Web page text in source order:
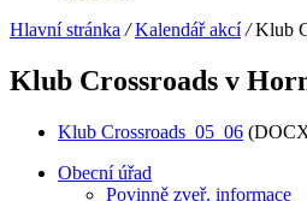
Hlavní stránka / Kalendář akcí /Klub
Klub Crossroads v
Klub Crossroads_05_06
Obecní úřad
Povinně zveř. informace